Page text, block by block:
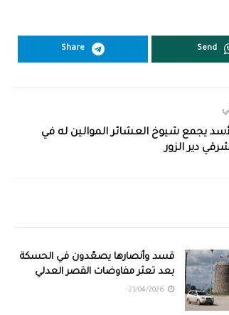
Send
Share
يجمع شيوخ العشائر الموالين له في
دير الزور
قسد وأنصارها يصعّدون في الحسكة
بعد تعثر مفاوضات القصر العدلي